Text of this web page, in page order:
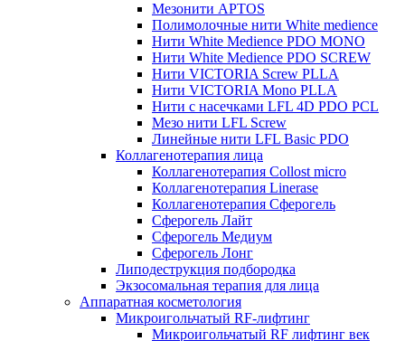
Мезонити APTOS
Полимолочные нити White medience
Нити White Medience PDO MONO
Нити White Medience PDO SCREW
Нити VICTORIA Screw PLLA
Нити VICTORIA Mono PLLA
Нити с насечками LFL 4D PDO PCL
Мезо нити LFL Screw
Линейные нити LFL Basic PDO
Коллагенотерапия лица
Коллагенотерапия Collost micro
Коллагенотерапия Linerase
Коллагенотерапия Сферогель
Сферогель Лайт
Сферогель Медиум
Сферогель Лонг
Липодеструкция подбородка
Экзосомальная терапия для лица
Аппаратная косметология
Микроигольчатый RF-лифтинг
Микроигольчатый RF лифтинг век